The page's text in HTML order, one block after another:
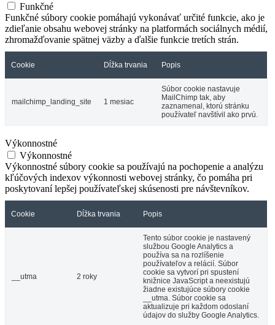
Funkčné
Funkčné súbory cookie pomáhajú vykonávať určité funkcie, ako je
zdieľanie obsahu webovej stránky na platformách sociálnych médií,
zhromažďovanie spätnej väzby a ďalšie funkcie tretích strán.
Cookie Dĺžka trvania Popis
mailchimp_landing_site 1 mesiac
Súbor cookie nastavuje
MailChimp tak, aby
zaznamenal, ktorú stránku
používateľ navštívil ako prvú.
Výkonnostné
Výkonnostné
Výkonnostné súbory cookie sa používajú na pochopenie a analýzu
kľúčových indexov výkonnosti webovej stránky, čo pomáha pri
poskytovaní lepšej používateľskej skúsenosti pre návštevníkov.
Cookie Dĺžka trvania Popis
__utma 2 roky
Tento súbor cookie je nastavený
službou Google Analytics a
používa sa na rozlíšenie
používateľov a relácií. Súbor
cookie sa vytvorí pri spustení
knižnice JavaScript a neexistujú
žiadne existujúce súbory cookie
__utma. Súbor cookie sa
aktualizuje pri každom odoslaní
údajov do služby Google Analytics.